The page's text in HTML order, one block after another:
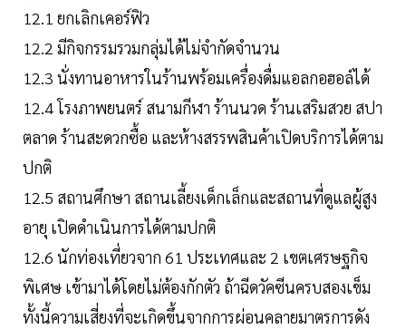
12.1 ยกเลิกเคอร์ฟิว
12.2 มีกิจกรรมรวมกลุ่มได้ไม่จำกัดจำนวน
12.3 นั่งทานอาหารในร้านพร้อมเครื่องดื่มแอลกอฮอล์ได้
12.4 โรงภาพยนตร์ สนามกีฬา ร้านนวด ร้านเสริมสวย สปา
ตลาด ร้านสะดวกซื้อ และห้างสรรพสินค้าเปิดบริการได้ตาม
ปกติ
12.5 สถานศึกษา สถานเลี้ยงเด็กเล็กและสถานที่ดูแลผู้สูง
อายุ เปิดดำเนินการได้ตามปกติ
12.6 นักท่องเที่ยวจาก 61 ประเทศและ 2 เขตเศรษฐกิจ
พิเศษ เข้ามาได้โดยไม่ต้องกักตัว ถ้าฉีดวัคซีนครบสองเข็ม
ทั้งนี้ความเสี่ยงที่จะเกิดขึ้นจากการผ่อนคลายมาตรการดัง